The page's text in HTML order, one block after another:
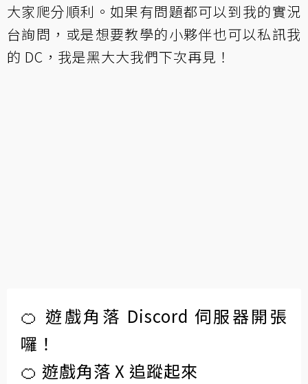
大家爬分順利。如果有問題都可以到我的實況
台詢問，或是想要教學的小夥伴也可以私訊我
的 DC，我是黑大大我們下次再見！
🍊 遊戲角落 Discord 伺服器開張
囉！
🍊 遊戲角落 X 追蹤起來